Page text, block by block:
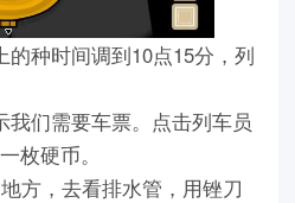
种时间调到10点15分，列
我们需要车票。点击列车员
枚硬币。
方，去看排水管，用锉刀